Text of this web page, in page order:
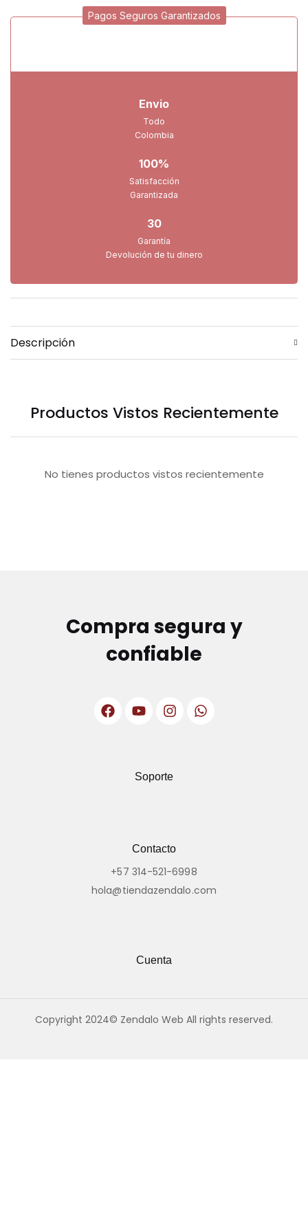
Pagos Seguros Garantizados
Envio
Todo
Colombia
100%
Satisfacción
Garantizada
30
Garantía
Devolución de tu dinero
Descripción
Productos Vistos Recientemente
No tienes productos vistos recientemente
Compra segura y
confiable
Soporte
Contacto
+57 314-521-6998
hola@tiendazendalo.com
Cuenta
Copyright 2024© Zendalo Web All rights reserved.